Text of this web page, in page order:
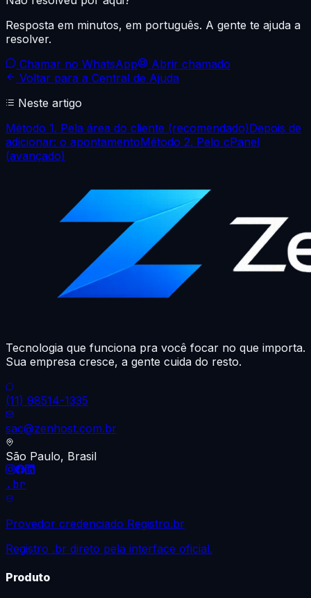
Resposta em minutos, em português. A gente te ajuda a
resolver.
Chamar no WhatsApp
Abrir chamado
Voltar para a Central de Ajuda
Neste artigo
Método 1. Pela área do cliente (recomendado)Depois de
adicionar: o apontamentoMétodo 2. Pelo cPanel
(avançado)
Tecnologia que funciona pra você focar no que importa.
Sua empresa cresce, a gente cuida do resto.
(11) 98514-1335
sac@zenhost.com.br
São Paulo, Brasil
.br
Provedor credenciado Registro.br
Registro .br direto pela interface oficial.
Produto